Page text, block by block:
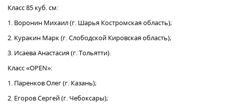
Класс 85 куб. см:
1. Воронин Михаил (г. Шарья Костромская область);
2. Куракин Марк (г. Слободской Кировская область);
3. Исаева Анастасия (г. Тольятти).
Класс «OPEN»:
1. Паренков Олег (г. Казань);
2. Егоров Сергей (г. Чебоксары);